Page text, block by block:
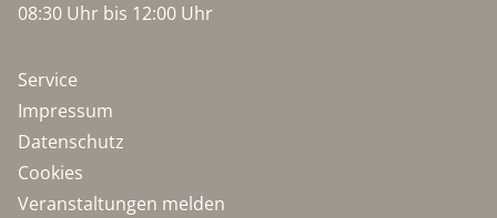
08:30 Uhr bis 12:00 Uhr
Service
Impressum
Datenschutz
Cookies
Veranstaltungen melden